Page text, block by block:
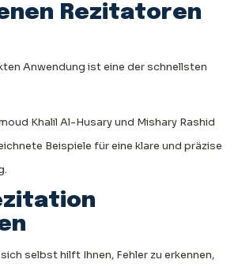
Rezitatoren
Anwendung ist eine der schnellsten
Khalil Al-Husary und Mishary Rashid
Beispiele für eine klare und präzise
selbst hilft Ihnen, Fehler zu erkennen,